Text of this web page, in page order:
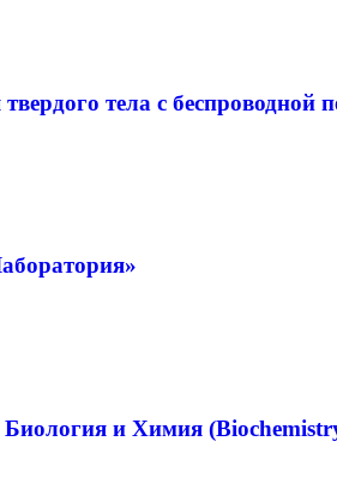
тела с беспроводной
Биология и Химия